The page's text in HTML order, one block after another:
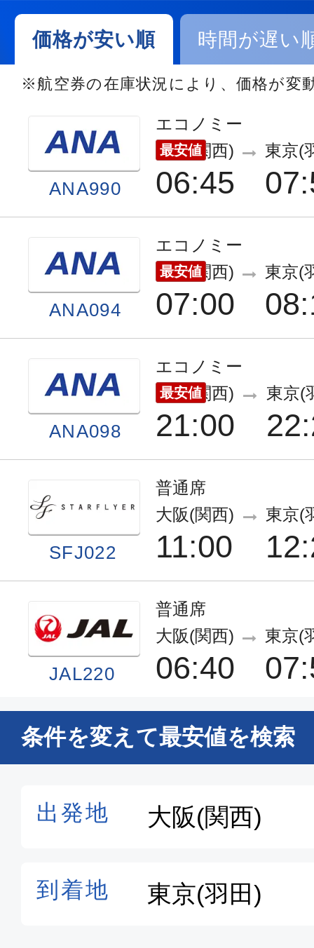
価格が安い順 時間が遅い
※航空券の在庫状況により、価格が変
ANA990
エコノミー
最安値
大阪(関西)
06:45
東京(
ANA094
エコノミー
最安値
大阪(関西)
07:00
東京(
ANA098
エコノミー
最安値
大阪(関西)
21:00
東京(
SFJ022
普通席
大阪(関西)
11:00
東京(
JAL220
普通席
大阪(関西)
06:40
東京(
普通席
大阪(関西)
09:20
条件を変えて最安値を検索